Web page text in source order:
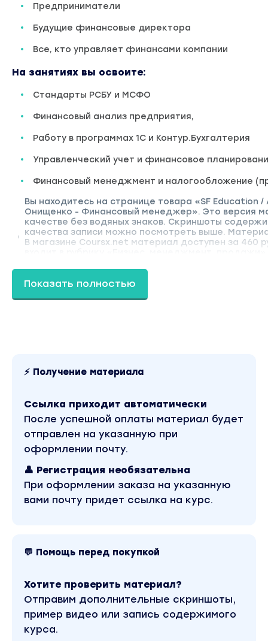
Предприниматели
Будущие финансовые директора
Все, кто управляет финансами компании
На занятиях вы освоите:
Стандарты РСБУ и МСФО
Финансовый анализ предприятия,
Работу в программах 1С и Контур.Бухгалтерия
Управленческий учет и финансовое
Финансовый менеджмент и налогообложение
Вы находитесь на странице товара «SF Education
Онищенко - Финансовый менеджер». Это версия
качестве без водяных знаков. Скриншоты
качества записи можно посмотреть выше.
В магазине Coursx.net материал доступен за 460
Показать полностью
⚡ Получение материала
Ссылка приходит автоматически
После успешной оплаты материал будет
отправлен на указанную при
оформлении почту.
👤 Регистрация необязательна
При оформлении заказа на указанную
вами почту придет ссылка на курс.
💬 Помощь перед покупкой
Хотите проверить материал?
Отправим дополнительные скриншоты,
пример видео или запись содержимого
курса.